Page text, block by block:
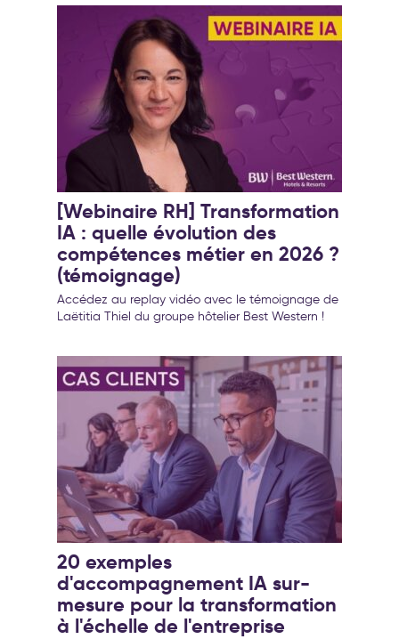
[Webinaire RH] Transformation
IA : quelle évolution des
compétences métier en 2026 ?
(témoignage)
Accédez au replay vidéo avec le témoignage de
Laëtitia Thiel du groupe hôtelier Best Western !
20 exemples
d'accompagnement IA sur-
mesure pour la transformation
à l'échelle de l'entreprise